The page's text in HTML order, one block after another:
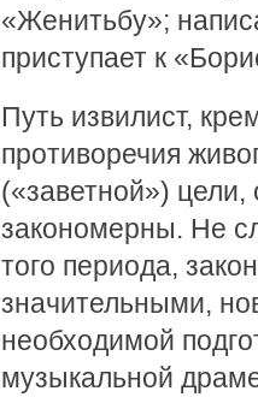
«Женитьбу»;
приступает к
Путь извилист,
противоречия
(«заветной»)
закономерны. Не
того периода,
значительными,
необходимой
музыкальной